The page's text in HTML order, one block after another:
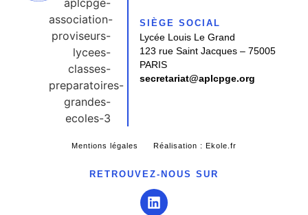
SIÈGE SOCIAL
Lycée Louis Le Grand
123 rue Saint Jacques – 75005
PARIS
secretariat@aplcpge.org
Mentions légales Réalisation : Ekole.fr
RETROUVEZ-NOUS SUR